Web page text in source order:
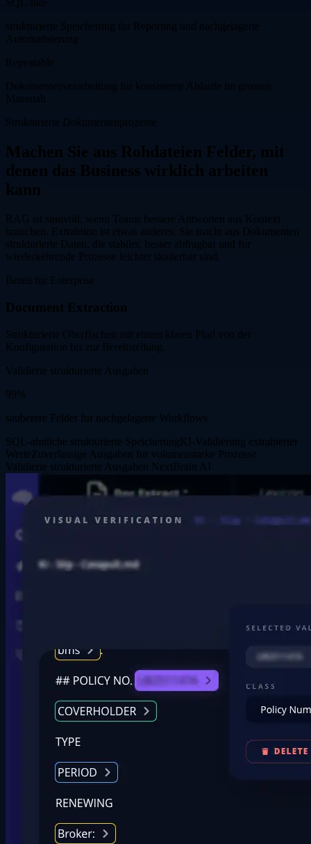
SQL-like
strukturierte Speicherung fur Reporting und nachgelagerte
Automatisierung
Repeatable
Dokumentenverarbeitung fur konsistente Ablaufe im grossen
Massstab
Strukturierte Dokumentenprozesse
Machen Sie aus Rohdateien Felder, mit
denen das Business wirklich arbeiten
kann
RAG ist sinnvoll, wenn Teams bessere Antworten aus Kontext
brauchen. Extraktion ist etwas anderes. Sie macht aus Dokumenten
strukturierte Daten, die stabiler, besser abfragbar und fur
wiederkehrende Prozesse leichter skalierbar sind.
Bereit fur Enterprise
Document Extraction
Strukturierte Oberflachen mit einem klaren Pfad von der
Konfiguration bis zur Bereitstellung.
Validierte strukturierte Ausgaben
99%
sauberere Felder fur nachgelagerte Workflows
SQL-ahnliche strukturierte Speicherung KI-Validierung extrahierter
WerteZuverlassige Ausgaben fur volumenstarke Prozesse
Validierte strukturierte Ausgaben NextBrain AI